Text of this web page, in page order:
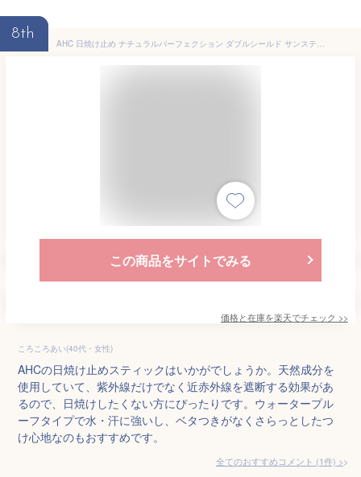
8th
AHC 日焼け止め ナチュラルパーフェクション ダブルシールド サンスティック 14g 2個セット/日焼け止め スティックタイプ スティック日焼け止め UVケア 韓国コスメ 韓国スキン
この商品をサイトでみる
価格と在庫を楽天でチェック >>
ころころあい(40代・女性)
AHCの日焼け止めスティックはいかがでしょうか。天然成分を
使用していて、紫外線だけでなく近赤外線を遮断する効果があ
るので、日焼けしたくない方にぴったりです。ウォータープル
ーフタイプで水・汗に強いし、ベタつきがなくさらっとしたつ
け心地なのもおすすめです。
全てのおすすめコメント (1件) >